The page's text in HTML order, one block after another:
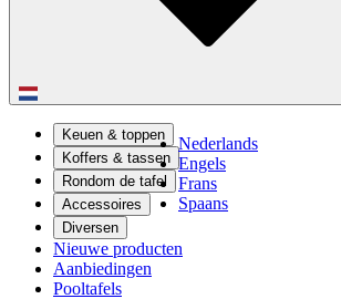
Nederlands
Engels
Frans
Spaans
Keuen & toppen
Koffers & tassen
Rondom de tafel
Accessoires
Diversen
Nieuwe producten
Aanbiedingen
Pooltafels